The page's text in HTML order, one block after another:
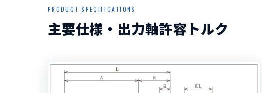
PRODUCT SPECIFICATIONS
主要仕様・出力軸許容トルク